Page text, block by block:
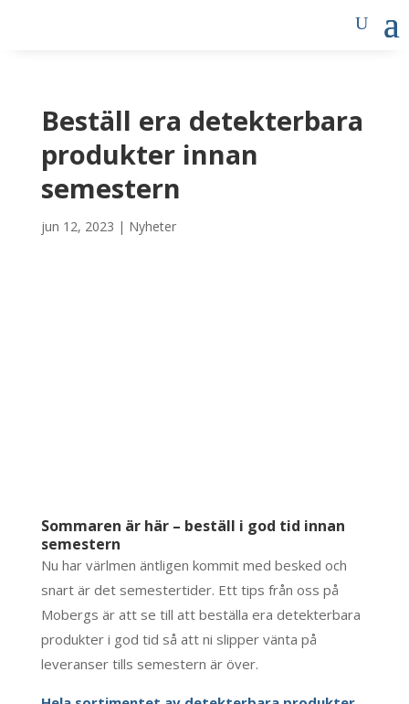
Beställ era detekterbara
produkter innan
semestern
jun 12, 2023 | Nyheter
Sommaren är här – beställ i god tid innan
semestern
Nu har värlmen äntligen kommit med besked och
snart är det semestertider. Ett tips från oss på
Mobergs är att se till att beställa era detekterbara
produkter i god tid så att ni slipper vänta på
leveranser tills semestern är över.